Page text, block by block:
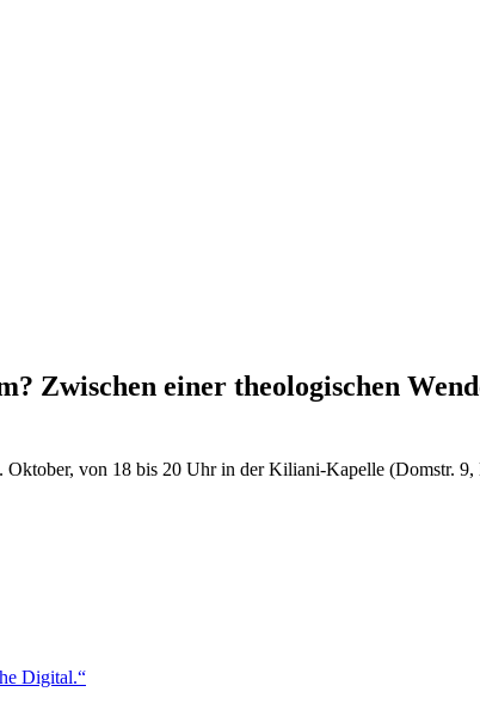
Zwischen einer theologischen
von 18 bis 20 Uhr in der Kiliani-Kapelle (Domstr.
Digital.“